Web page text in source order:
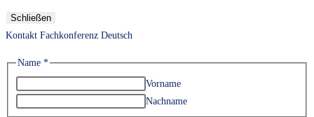
Schließen
Kontakt Fachkonferenz Deutsch
Name *
Vorname
Nachname